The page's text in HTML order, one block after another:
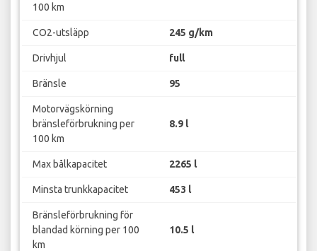
100 km
CO2-utsläpp 245 g/km
Drivhjul full
Bränsle 95
Motorvägskörning
bränsleförbrukning per
100 km
8.9 l
Max bålkapacitet 2265 l
Minsta trunkkapacitet 453 l
Bränsleförbrukning för
blandad körning per 100
km
10.5 l